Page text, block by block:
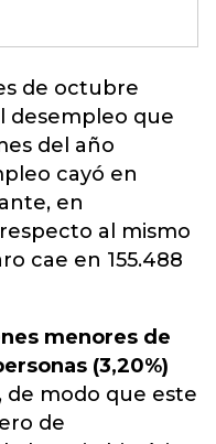
de octubre
desempleo que
del año
cayó en
en
al mismo
cae en 155.488
menores de
(3,20%)
, de modo que este
de